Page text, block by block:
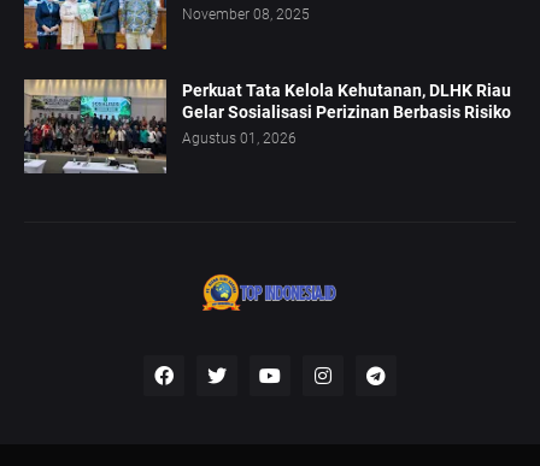
November 08, 2025
Perkuat Tata Kelola Kehutanan, DLHK Riau
Gelar Sosialisasi Perizinan Berbasis Risiko
Agustus 01, 2026